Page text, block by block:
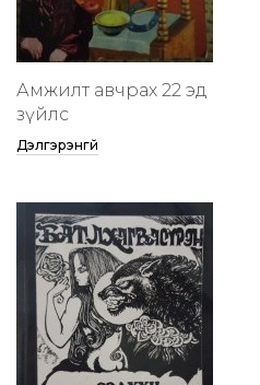
Амжилт авчрах 22 эд
зүйлс
Дэлгэрэнгүй